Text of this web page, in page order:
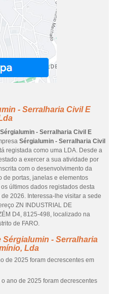
- Serralharia Civil E
Sérgialumin - Serralharia Civil E
Sérgialumin - Serralharia Civil
registada como uma LDA. Desde a
a exercer a sua atividade por
com o desenvolvimento da
de portas, janelas e elementos
últimos dados registados desta
2026. Interessa-lhe visitar a sede
ZN INDUSTRIAL DE
D4, 8125-498, localizado na
de FARO.
- Serralharia
Lda
de 2025 foram decrescentes em
ano de 2025 foram decrescentes